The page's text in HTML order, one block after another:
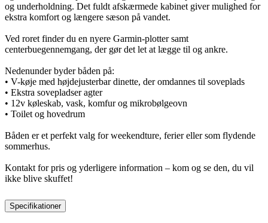
og underholdning. Det fuldt afskærmede kabinet giver mulighed for
ekstra komfort og længere sæson på vandet.
Ved roret finder du en nyere Garmin-plotter samt
centerbuegennemgang, der gør det let at lægge til og ankre.
Nedenunder byder båden på:
• V-køje med højdejusterbar dinette, der omdannes til soveplads
• Ekstra sovepladser agter
• 12v køleskab, vask, komfur og mikrobølgeovn
• Toilet og hovedrum
Båden er et perfekt valg for weekendture, ferier eller som flydende
sommerhus.
Kontakt for pris og yderligere information – kom og se den, du vil
ikke blive skuffet!
Specifikationer